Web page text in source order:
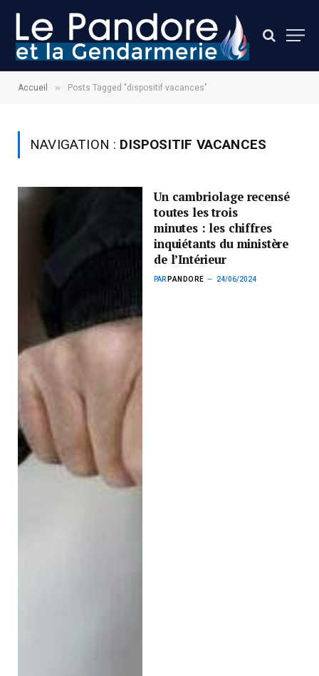
Accueil » Posts Tagged "dispositif vacances"
NAVIGATION : DISPOSITIF VACANCES
Un cambriolage recensé
toutes les trois
minutes : les chiffres
inquiétants du ministère
de l’Intérieur
PAR PANDORE 24/06/2024